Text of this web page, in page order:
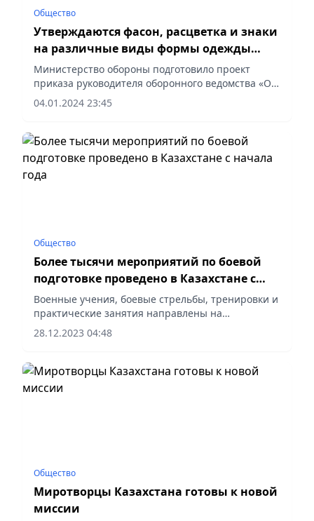
Общество
Утверждаются фасон, расцветка и знаки
на различные виды формы одежды
военных
Министерство обороны подготовило проект
приказа руководителя оборонного ведомства «Об
утверждении фасона и расцветки специальной
формы одежды, знаков различия и нашиваемых
04.01.2024 23:45
Общество
Более тысячи мероприятий по боевой
подготовке проведено в Казахстане с
начала года
Военные учения, боевые стрельбы, тренировки и
практические занятия направлены на
совершенствование боеготовности и
боеспособности подразделений, системы
28.12.2023 04:48
Общество
Миротворцы Казахстана готовы к новой
миссии